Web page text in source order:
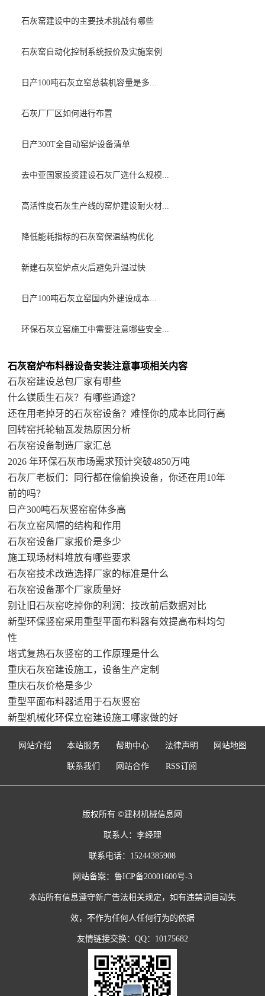
石灰窑建设中的主要技术挑战有哪些
石灰窑自动化控制系统报价及实施案例
日产100吨石灰立窑总装机容量是多...
石灰厂厂区如何进行布置
日产300T全自动窑炉设备清单
去中亚国家投资建设石灰厂选什么规模...
高活性度石灰生产线的窑炉建设耐火材...
降低能耗指标的石灰窑保温结构优化
新建石灰窑炉点火后避免升温过快
日产100吨石灰立窑国内外建设成本...
环保石灰立窑施工中需要注意哪些安全...
石灰窑炉布料器设备安装注意事项相关内容
石灰窑建设总包厂家有哪些
什么镁质生石灰？有哪些通途？
还在用老掉牙的石灰窑设备？难怪你的成本比同行高
回转窑托轮轴瓦发热原因分析
石灰窑设备制造厂家汇总
2026 年环保石灰市场需求预计突破4850万吨
石灰厂老板们：同行都在偷偷换设备，你还在用10年
前的吗？
日产300吨石灰竖窑窑体多高
石灰立窑风帽的结构和作用
石灰窑设备厂家报价是多少
施工现场材料堆放有哪些要求
石灰窑技术改造选择厂家的标准是什么
石灰窑设备那个厂家质量好
别让旧石灰窑吃掉你的利润：技改前后数据对比
新型环保竖窑采用重型平面布料器有效提高布料均匀
性
塔式复热石灰竖窑的工作原理是什么
重庆石灰窑建设施工，设备生产定制
重庆石灰价格是多少
重型平面布料器适用于石灰竖窑
新型机械化环保立窑建设施工哪家做的好
网站介绍 本站服务 帮助中心 法律声明 网站地图
联系我们 网站合作 RSS订阅
版权所有 ©建材机械信息网
联系人：李经理
联系电话：15244385908
网站备案： 鲁ICP备20001600号-3
本站所有信息遵守新广告法相关规定，如有违禁词自动失
效，不作为任何人任何行为的依据
友情链接交换：QQ：10175682